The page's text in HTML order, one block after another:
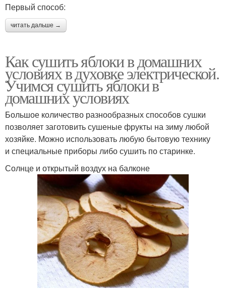
Первый способ:
читать дальше →
Как сушить яблоки в домашних
условиях в духовке электрической.
Учимся сушить яблоки в
домашних условиях
Большое количество разнообразных способов сушки
позволяет заготовить сушеные фрукты на зиму любой
хозяйке. Можно использовать любую бытовую технику
и специальные приборы либо сушить по старинке.
Солнце и открытый воздух на балконе